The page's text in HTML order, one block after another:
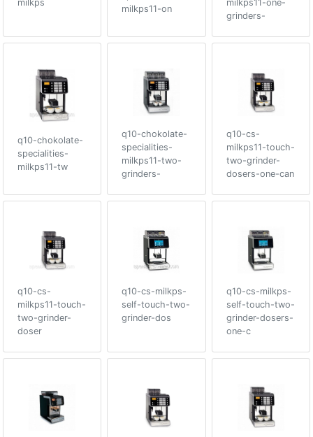
milkps
milkps11-on
milkps11-one-
grinders-
q10-chokolate-
specialities-
milkps11-tw
q10-chokolate-
specialities-
milkps11-two-
grinders-
q10-cs-
milkps11-touch-
two-grinder-
dosers-one-can
q10-cs-
milkps11-touch-
two-grinder-
doser
q10-cs-milkps-
self-touch-two-
grinder-dos
q10-cs-milkps-
self-touch-two-
grinder-dosers-
one-c